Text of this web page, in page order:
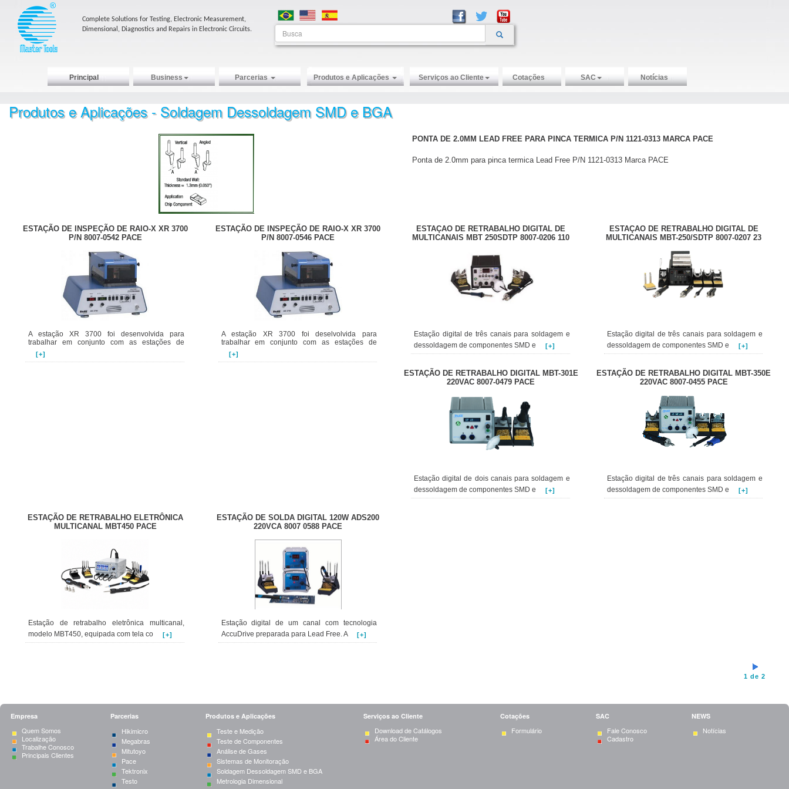
Complete Solutions for Testing, Electronic Measurement,
Dimensional, Diagnostics and Repairs in Electronic Circuits.
Principal Business Parcerias Produtos e Aplicações Serviços ao Cliente Cotações SAC Notícias
Produtos e Aplicações - Soldagem Dessoldagem SMD e BGA
PONTA DE 2.0MM LEAD FREE PARA PINCA TERMICA P/N 1121-0313 MARCA PACE
Ponta de 2.0mm para pinca termica Lead Free P/N 1121-0313 Marca PACE
ESTAÇÃO DE INSPEÇÃO DE RAIO-X XR 3700
P/N 8007-0542 PACE
A estação XR 3700 foi desenvolvida para
trabalhar em conjunto com as estações de
[+]
ESTAÇÃO DE INSPEÇÃO DE RAIO-X XR 3700
P/N 8007-0546 PACE
A estação XR 3700 foi deselvolvida para
trabalhar em conjunto com as estações de
[+]
ESTAÇAO DE RETRABALHO DIGITAL DE
MULTICANAIS MBT 250SDTP 8007-0206 110
Estação digital de três canais para soldagem e
dessoldagem de componentes SMD e
[+]
ESTAÇAO DE RETRABALHO DIGITAL DE
MULTICANAIS MBT-250/SDTP 8007-0207 23
Estação digital de três canais para soldagem e
dessoldagem de componentes SMD e
[+]
ESTAÇÃO DE RETRABALHO DIGITAL MBT-301E
220VAC 8007-0479 PACE
Estação digital de dois canais para soldagem e
dessoldagem de componentes SMD e
[+]
ESTAÇÃO DE RETRABALHO DIGITAL MBT-350E
220VAC 8007-0455 PACE
Estação digital de três canais para soldagem e
dessoldagem de componentes SMD e
[+]
ESTAÇÃO DE RETRABALHO ELETRÔNICA
MULTICANAL MBT450 PACE
Estação de retrabalho eletrônica multicanal,
modelo MBT450, equipada com tela co
[+]
ESTAÇÃO DE SOLDA DIGITAL 120W ADS200
220VCA 8007 0588 PACE
Estação digital de um canal com tecnologia
AccuDrive preparada para Lead Free. A
[+]
1 de 2
Empresa Parcerias Produtos e Aplicações Serviços ao Cliente Cotações SAC NEWS
Quem Somos
Localização
Trabalhe Conosco
Principais Clientes
Hikimicro
Megabras
Mitutoyo
Pace
Tektronix
Testo
Teste e Medição
Teste de Componentes
Análise de Gases
Sistemas de Monitoração
Soldagem Dessoldagem SMD e BGA
Metrologia Dimensional
Download de Catálogos
Área do Cliente
Formulário
Fale Conosco
Cadastro
Notícias